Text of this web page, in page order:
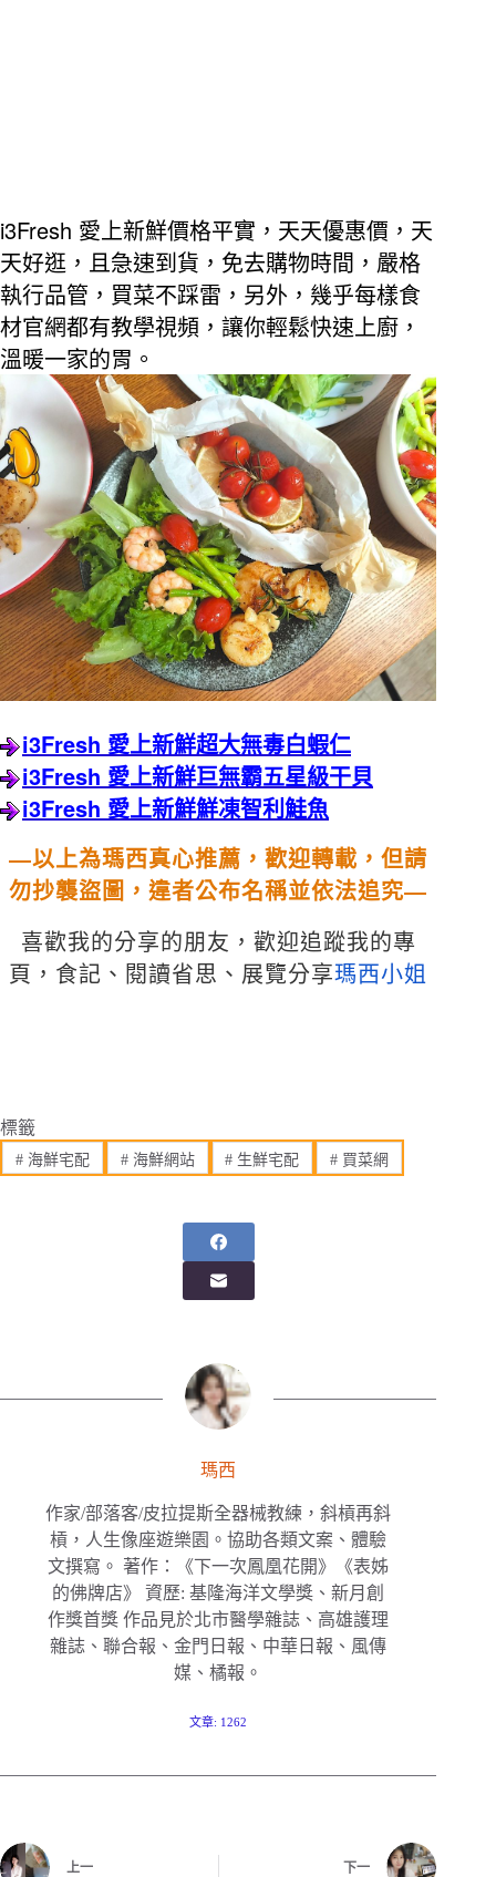
i3Fresh 愛上新鮮價格平實，天天優惠價，天
天好逛，且急速到貨，免去購物時間，嚴格
執行品管，買菜不踩雷，另外，幾乎每樣食
材官網都有教學視頻，讓你輕鬆快速上廚，
溫暖一家的胃。
i3Fresh 愛上新鮮超大無毒白蝦仁
i3Fresh 愛上新鮮巨無霸五星級干貝
i3Fresh 愛上新鮮鮮凍智利鮭魚
—以上為瑪西真心推薦，歡迎轉載，但請
勿抄襲盜圖，違者公布名稱並依法追究—
喜歡我的分享的朋友，歡迎追蹤我的專
頁，食記、閱讀省思、展覽分享瑪西小姐
標籤
#海鮮宅配 #海鮮網站 # 生鮮宅配 # 買菜網
瑪西
作家/部落客/皮拉提斯全器械教練，斜槓再斜
槓，人生像座遊樂園。協助各類文案、體驗
文撰寫。 著作：《下一次鳳凰花開》《表姊
的佛牌店》 資歷: 基隆海洋文學獎、新月創
作獎首獎 作品見於北市醫學雜誌、高雄護理
雜誌、聯合報、金門日報、中華日報、風傳
媒、橘報。
文章: 1262
上一 下一